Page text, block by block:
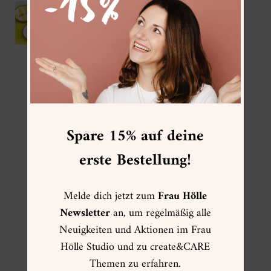
IKEA Hack – DIY Korkuntersetzer mit
Gießpulver
FOLGE MIR
FRAU HÖLLE ONLINESHOP
☀ Sommer ☀
Muttertag
Kartenwelt
Spare 15% auf deine
erste Bestellung!
Melde dich jetzt zumFrau Hölle
Newsletteran, um regelmäßig alle
Neuigkeiten und Aktionen im Frau
Hölle Studio und zu create&CARE
Themen zu erfahren.